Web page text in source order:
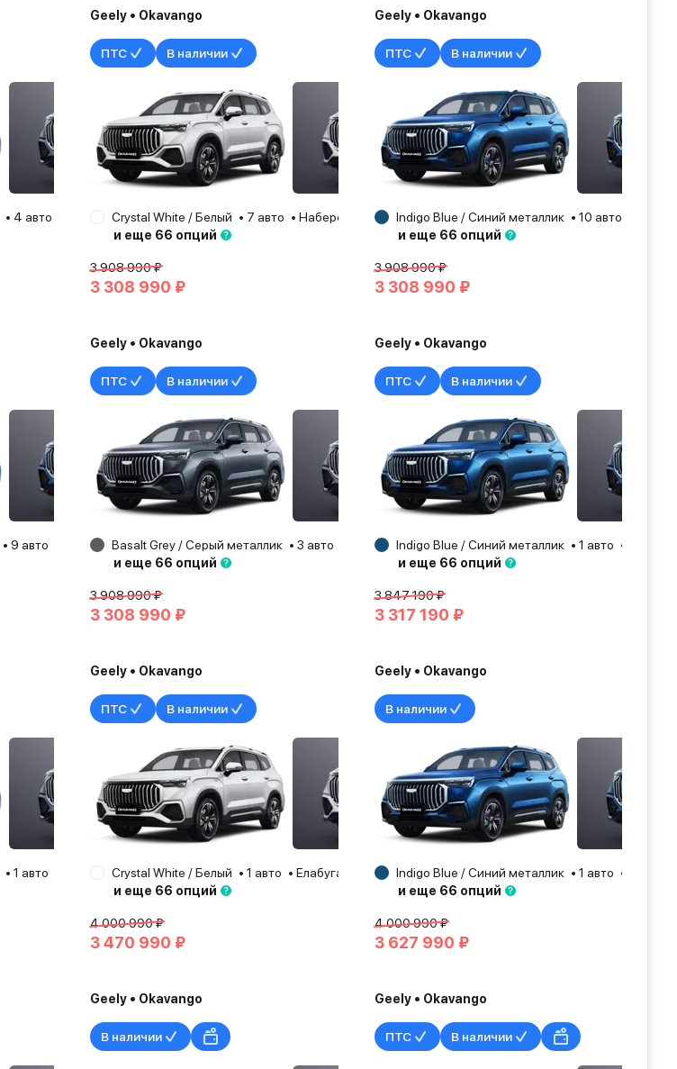
4 авто Казань
2025
Geely • Okavango
ПТС В наличии
Crystal White / Белый 7 авто Набережные Челны
2025
и еще 66 опций
3 908 990 ₽
3 308 990 ₽
Geely • Okavango
ПТС В наличии
Indigo Blue / Синий металлик 10 авто
и еще 66 опций
3 908 990 ₽
3 308 990 ₽
9 авто Набережные Челны
2025
Geely • Okavango
ПТС В наличии
Basalt Grey / Серый металлик 3 авто Набережные Челны
2025
и еще 66 опций
3 908 990 ₽
3 308 990 ₽
Geely • Okavango
ПТС В наличии
Indigo Blue / Синий металлик 1 авто
и еще 66 опций
3 847 190 ₽
3 317 190 ₽
1 авто Елабуга
2026
Geely • Okavango
ПТС В наличии
Crystal White / Белый 1 авто Елабуга
2026
и еще 66 опций
4 000 990 ₽
3 470 990 ₽
Geely • Okavango
В наличии
Indigo Blue / Синий металлик 1 авто
и еще 66 опций
4 000 990 ₽
3 627 990 ₽
Geely • Okavango
В наличии
Geely • Okavango
ПТС В наличии